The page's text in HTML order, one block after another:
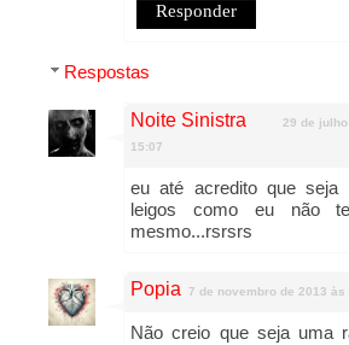
Responder
Respostas
Noite Sinistra
29 de
15:07
eu até acredito que seja
leigos como eu não
mesmo...rsrsrs
Popia 7 de novembro de 2013 às
Não creio que seja uma